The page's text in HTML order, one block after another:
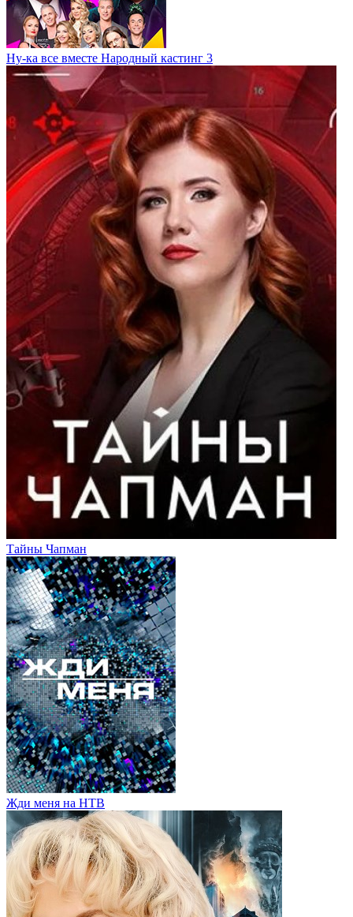
Ну-ка все вместе Народный кастинг 3
Тайны Чапман
Жди меня на НТВ